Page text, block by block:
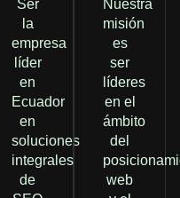
la
empresa
líder
en
Ecuador
en
soluciones
integrales
de
misión
es
ser
líderes
en el
ámbito
del
web